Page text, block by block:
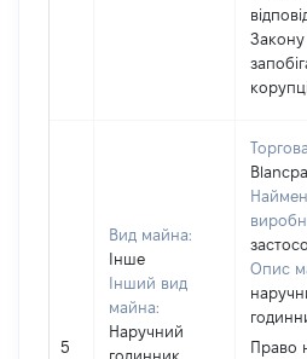
5
Вид майна:
Інше
Інший вид
майна:
Наручний
годинник
Опис
Право